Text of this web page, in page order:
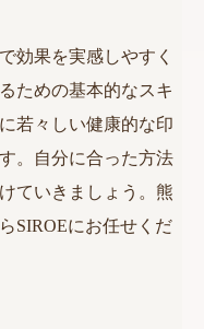
効果を実感しやすく
ための基本的なスキ
若々しい健康的な印
。自分に合った方法
ていきましょう。熊
SIROEにお任せくだ